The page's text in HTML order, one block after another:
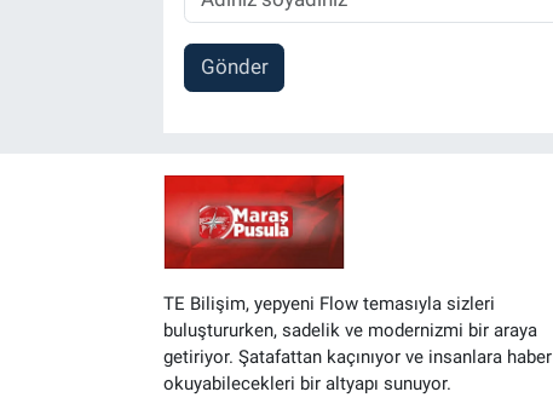
Gönder
TE Bilişim, yepyeni Flow temasıyla sizleri
buluştururken, sadelik ve modernizmi bir araya
getiriyor. Şatafattan kaçınıyor ve insanlara haber
okuyabilecekleri bir altyapı sunuyor.